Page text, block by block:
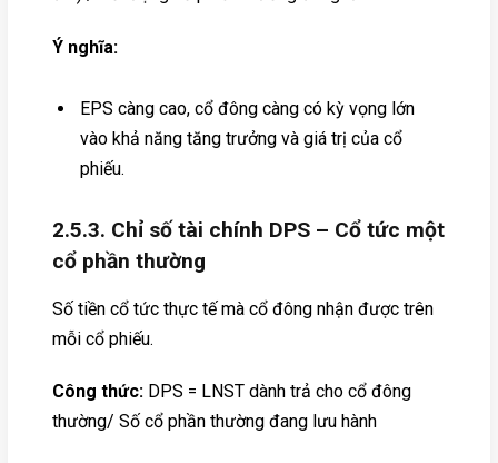
Ý nghĩa:
EPS càng cao, cổ đông càng có kỳ vọng lớn
vào khả năng tăng trưởng và giá trị của cổ
phiếu.
2.5.3. Chỉ số tài chính DPS – Cổ tức một
cổ phần thường
Số tiền cổ tức thực tế mà cổ đông nhận được trên
mỗi cổ phiếu.
Công thức: DPS = LNST dành trả cho cổ đông
thường/ Số cổ phần thường đang lưu hành